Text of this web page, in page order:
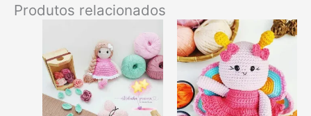
Produtos relacionados